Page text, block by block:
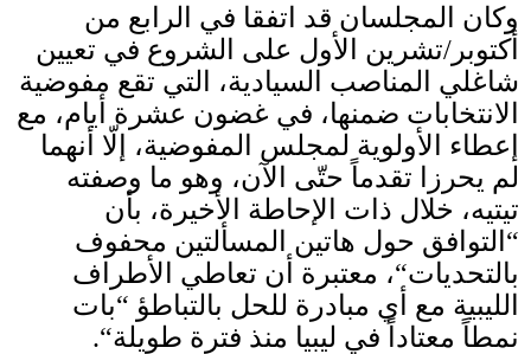
وكان المجلسان قد اتفقا في الرابع من
أكتوبر /تشرين الأول على الشروع في تعيين
شاغلي المناصب السيادية، التي تقع مفوضية
الانتخابات ضمنها، في غضون عشرة أيام، مع
إعطاء الأولوية لمجلس المفوضية، إلّا أنهما
لم يحرزا تقدماً حتّى الآن، وهو ما وصفته
تيتيه، خلال ذات الإحاطة الأخيرة، بأن
“ التوافق حول هاتين المسألتين محفوف
بالتحديات“، معتبرة أن تعاطي الأطراف
الليبية مع أي مبادرة للحل بالتباطؤ “بات
نمطاً معتاداً في ليبيا منذ فترة طويلة“.